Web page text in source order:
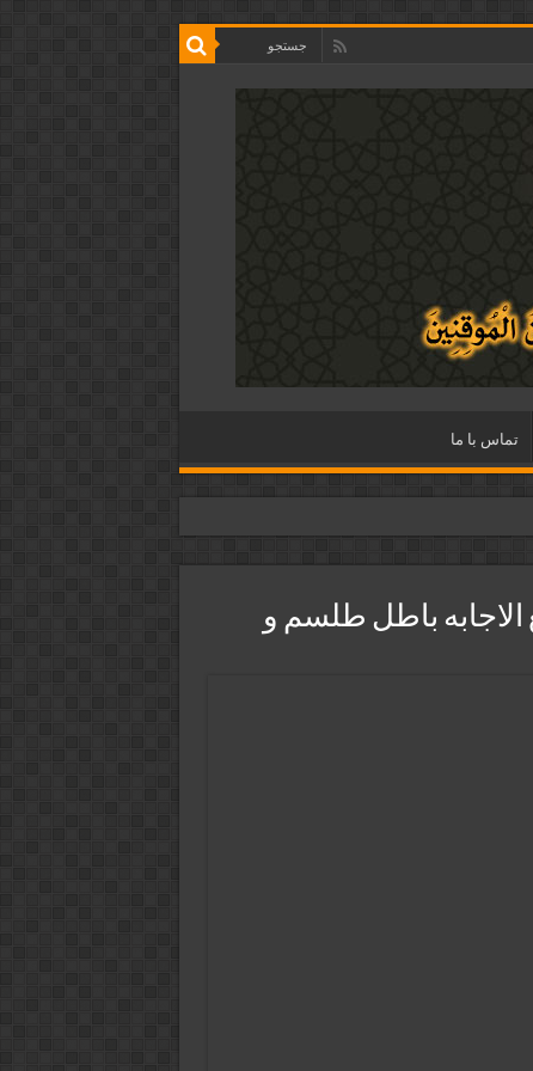
تماس با ما
باطل طلسم و